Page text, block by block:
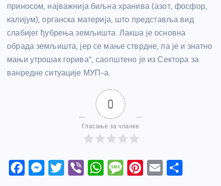
приносом, најважнија биљна хранива (азот, фосфор,
калијум), органска материја, што представља вид
слабијег ђубрења земљишта. Лакша је основна
обрада земљишта, јер се мање стврдне, па је и знатно
мањи утрошак горива”, саопштено је из Сектора за
ванредне ситуације МУП-а.
0
Гласање за чланке
F
M T
Vi W M Pi E